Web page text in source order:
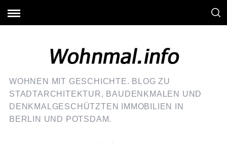
WOHNEN MIT GESCHICHTE. BLOG ZU
STADTARCHITEKTUR, BAUDENKMALEN UND
DENKMALGESCHÜTZTEN IMMOBILIEN IN
BERLIN UND POTSDAM.